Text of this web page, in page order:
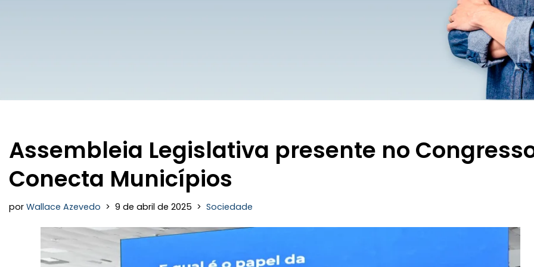
Assembleia Legislativa presente no
Conecta Municípios
por Wallace Azevedo 9 de abril de 2025 Sociedade